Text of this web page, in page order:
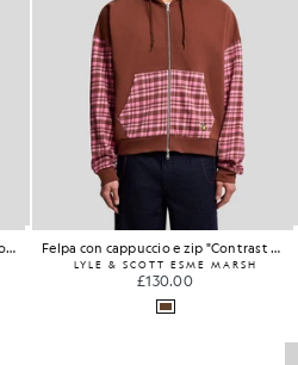
Giacca da allenamento in maglia a rombi Felpa con cappuccio e zip "Contrast Check"
LYLE & SCOTT ESME MARSH
£130.00